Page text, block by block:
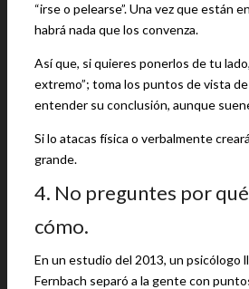
“irse o pelearse”. Una vez que están
habrá nada que los convenza.
Así que, si quieres ponerlos de tu
extremo”; toma los puntos de vista
entender su conclusión, aunque
Si lo atacas física o verbalmente
grande.
4. No preguntes por
cómo.
En un estudio del 2013, un psicólogo
Fernbach separó a la gente con